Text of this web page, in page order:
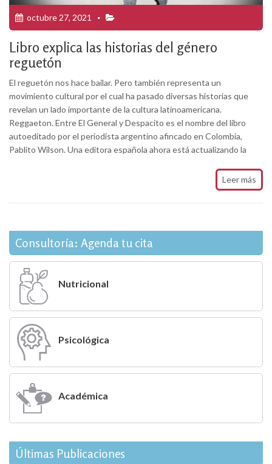
octubre 27, 2021
Libro explica las historias del género
reguetón
El reguetón nos hace bailar. Pero también representa un
movimiento cultural por el cual ha pasado diversas historias que
revelan un lado importante de la cultura latinoamericana.
Reggaeton. Entre El General y Despacito es el nombre del libro
autoeditado por el periodista argentino afincado en Colombia,
Pablito Wilson. Una editora española ahora está actualizando la
Leer más
Consultoría: Agenda tu cita
Nutricional
Psicológica
Académica
Últimas Publicaciones